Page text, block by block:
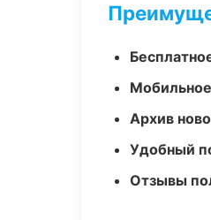
Архив
Удобный
Отзывы